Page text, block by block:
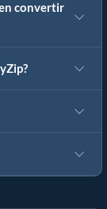
convertir